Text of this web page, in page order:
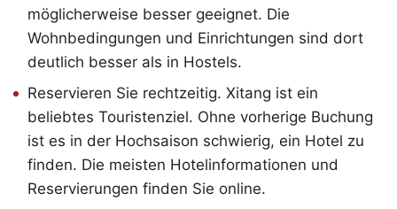
möglicherweise besser geeignet. Die
Wohnbedingungen und Einrichtungen sind dort
deutlich besser als in Hostels.
Reservieren Sie rechtzeitig. Xitang ist ein
beliebtes Touristenziel. Ohne vorherige Buchung
ist es in der Hochsaison schwierig, ein Hotel zu
finden. Die meisten Hotelinformationen und
Reservierungen finden Sie online.